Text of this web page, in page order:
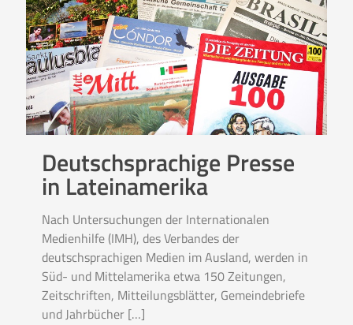
Deutschsprachige Presse
in Lateinamerika
Nach Untersuchungen der Internationalen
Medienhilfe (IMH), des Verbandes der
deutschsprachigen Medien im Ausland, werden in
Süd- und Mittelamerika etwa 150 Zeitungen,
Zeitschriften, Mitteilungsblätter, Gemeindebriefe
und Jahrbücher […]